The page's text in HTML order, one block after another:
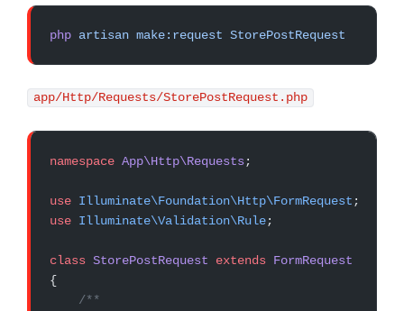
php artisan make:request StorePostRequest
app/Http/Requests/StorePostRequest.php
namespace App\Http\Requests;
use Illuminate\Foundation\Http\FormRequest ;
use Illuminate\Validation\Rule;
class StorePostRequest extends FormRequest
{
    /**